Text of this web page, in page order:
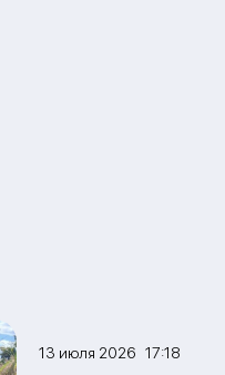
13 июля 2026 17:18